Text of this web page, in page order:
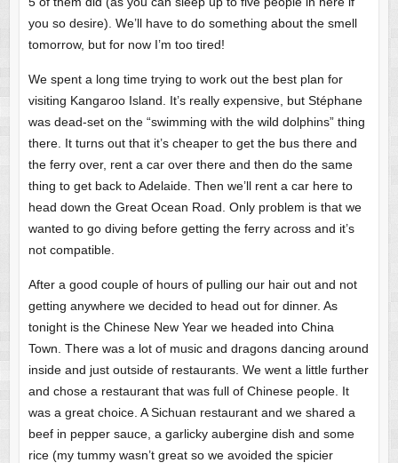
you so desire). We’ll have to do something about the smell
tomorrow, but for now I’m too tired!
We spent a long time trying to work out the best plan for
visiting Kangaroo Island. It’s really expensive, but Stéphane
was dead-set on the “swimming with the wild dolphins” thing
there. It turns out that it’s cheaper to get the bus there and
the ferry over, rent a car over there and then do the same
thing to get back to Adelaide. Then we’ll rent a car here to
head down the Great Ocean Road. Only problem is that we
wanted to go diving before getting the ferry across and it’s
not compatible.
After a good couple of hours of pulling our hair out and not
getting anywhere we decided to head out for dinner. As
tonight is the Chinese New Year we headed into China
Town. There was a lot of music and dragons dancing around
inside and just outside of restaurants. We went a little further
and chose a restaurant that was full of Chinese people. It
was a great choice. A Sichuan restaurant and we shared a
beef in pepper sauce, a garlicky aubergine dish and some
rice (my tummy wasn’t great so we avoided the spicier